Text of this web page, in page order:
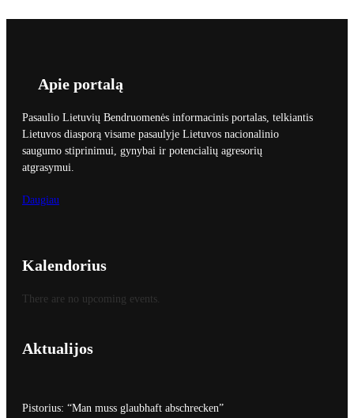
Apie portalą
Pasaulio Lietuvių Bendruomenės informacinis portalas, telkiantis
Lietuvos diasporą visame pasaulyje Lietuvos nacionalinio
saugumo stiprinimui, gynybai ir potencialių agresorių
atgrasymui.
Daugiau
Kalendorius
There are no upcoming events.
Aktualijos
Pistorius: “Man muss glaubhaft abschrecken”